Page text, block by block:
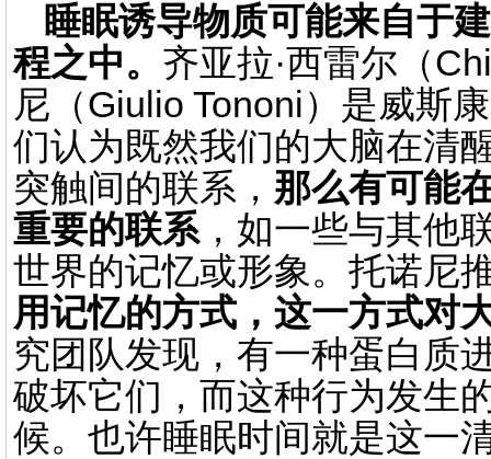
睡眠诱导物质可能来自于
程之中。 齐亚拉·西雷尔（
尼（Giulio Tononi）是威斯
们认为既然我们的大脑在清
突触间的联系， 那么有可能
重要的联系，如一些与其他
世界的记忆或形象。托诺尼
用记忆的方式，这一方式对
究团队发现，有一种蛋白质
破坏它们，而这种行为发生
候。也许睡眠时间就是这一